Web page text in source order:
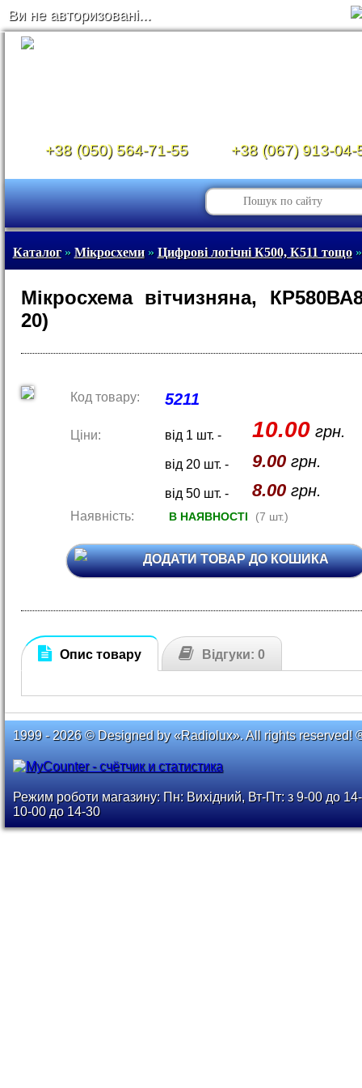
Ви не авторизовані...
+38 (050) 564-71-55 +38 (067) 913-04-
Каталог» Мікросхеми» Цифрові логічні К500, К511 тощо»
Мікросхема вітчизняна,
20)
Код товару: 5211
Ціни: від 1 шт. - 10.00грн.
від 20 шт. - 9.00грн.
від 50 шт. - 8.00грн.
Наявність: В НАЯВНОСТІ (7 шт.)
ДОДАТИ ТОВАР ДО КОШИКА
Опис товару Відгуки: 0
1999 - 2026 © Designed by «Radiolux». All rights reserved!
Режим роботи магазину: Пн: Вихідний, Вт-Пт: з 9-00 до
10-00 до 14-30